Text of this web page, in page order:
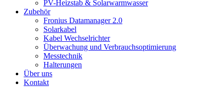
PV-Heizstab & Solarwarmwasser
Zubehör
Fronius Datamanager 2.0
Solarkabel
Kabel Wechselrichter
Überwachung und Verbrauchsoptimierung
Messtechnik
Halterungen
Über uns
Kontakt